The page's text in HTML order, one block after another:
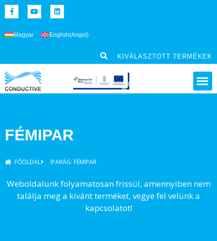
Magyar English(Angol )
KIVÁLASZTOTT TERMÉKEK
FÉMIPAR
FŐOLDAL IPARÁG: FÉMIPAR
Weboldalunk folyamatosan frissül, amennyiben nem
találja meg a kívánt terméket, vegye fel velünk a
kapcsolatot!